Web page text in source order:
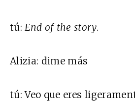
tú:End of the story.
Alizia: dime más
tú:Veo que eres